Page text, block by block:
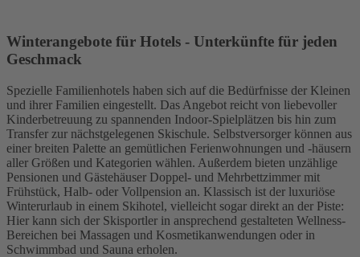
Winterangebote für Hotels - Unterkünfte für jeden
Geschmack
Spezielle Familienhotels haben sich auf die Bedürfnisse der Kleinen
und ihrer Familien eingestellt. Das Angebot reicht von liebevoller
Kinderbetreuung zu spannenden Indoor-Spielplätzen bis hin zum
Transfer zur nächstgelegenen Skischule. Selbstversorger können aus
einer breiten Palette an gemütlichen Ferienwohnungen und -häusern
aller Größen und Kategorien wählen. Außerdem bieten unzählige
Pensionen und Gästehäuser Doppel- und Mehrbettzimmer mit
Frühstück, Halb- oder Vollpension an. Klassisch ist der luxuriöse
Winterurlaub in einem Skihotel, vielleicht sogar direkt an der Piste:
Hier kann sich der Skisportler in ansprechend gestalteten Wellness-
Bereichen bei Massagen und Kosmetikanwendungen oder in
Schwimmbad und Sauna erholen.